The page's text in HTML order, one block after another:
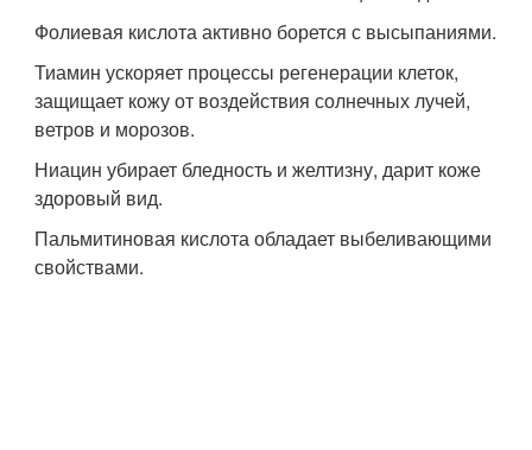
Фолиевая кислота активно борется с высыпаниями.
Тиамин ускоряет процессы регенерации клеток,
защищает кожу от воздействия солнечных лучей,
ветров и морозов.
Ниацин убирает бледность и желтизну, дарит коже
здоровый вид.
Пальмитиновая кислота обладает выбеливающими
свойствами.